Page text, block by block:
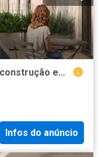
Apartamento T2 com terraço em construção em Campanhã
Infos do anúncio